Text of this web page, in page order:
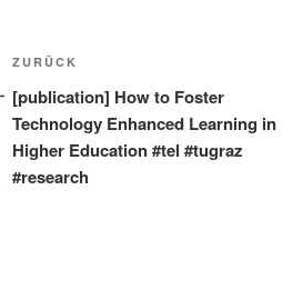
Beitragsnavigation
Vorheriger
Beitrag
ZURÜCK
[publication] How to Foster
Technology Enhanced Learning in
Higher Education #tel #tugraz
#research